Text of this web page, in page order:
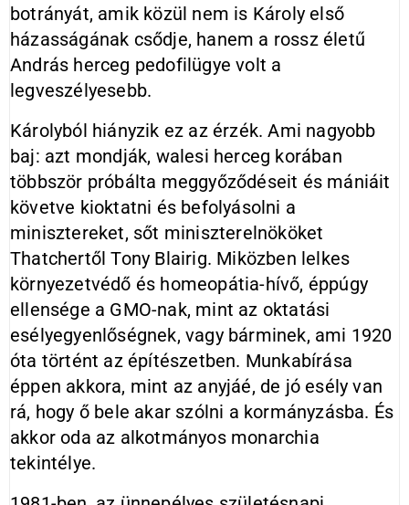
botrányát, amik közül nem is Károly első
házasságának csődje, hanem a rossz életű
András herceg pedofilügye volt a
legveszélyesebb.
Károlyból hiányzik ez az érzék. Ami nagyobb
baj: azt mondják, walesi herceg korában
többször próbálta meggyőződéseit és mániáit
követve kioktatni és befolyásolni a
minisztereket, sőt miniszterelnököket
Thatchertől Tony Blairig. Miközben lelkes
környezetvédő és homeopátia-hívő, éppúgy
ellensége a GMO-nak, mint az oktatási
esélyegyenlőségnek, vagy bárminek, ami 1920
óta történt az építészetben. Munkabírása
éppen akkora, mint az anyjáé, de jó esély van
rá, hogy ő bele akar szólni a kormányzásba. És
akkor oda az alkotmányos monarchia
tekintélye.